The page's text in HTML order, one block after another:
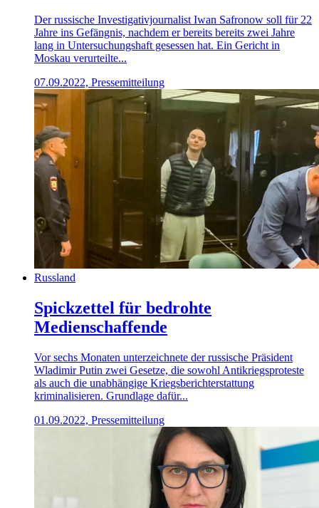
Der russische Investigativjournalist Iwan Safronow soll für 22
Jahre ins Gefängnis, nachdem er bereits bereits zwei Jahre
lang in Untersuchungshaft gesessen hat. Ein Gericht in
Moskau verurteilte...
07.09.2022, Pressemitteilung
Russland
Spickzettel für bedrohte
Medienschaffende
Vor sechs Monaten unterzeichnete der russische Präsident
Wladimir Putin zwei Gesetze, die sowohl Antikriegsproteste
als auch die unabhängige Kriegsberichterstattung
kriminalisieren. Grundlage dafür...
01.09.2022, Pressemitteilung